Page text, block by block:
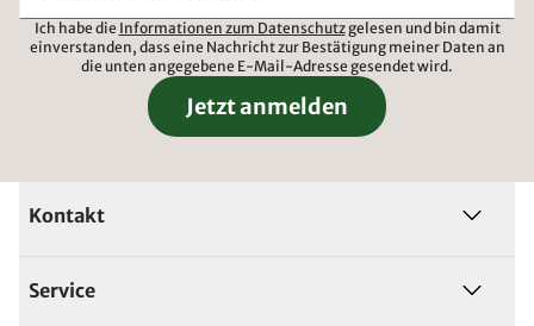
Ich habe die Informationen zum Datenschutzgelesen und bin damit
einverstanden, dass eine Nachricht zur Bestätigung meiner Daten an
die unten angegebene E-Mail-Adresse gesendet wird.
Jetzt anmelden
Kontakt
Service